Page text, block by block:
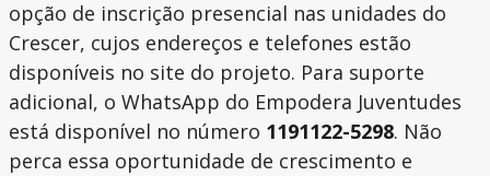
opção de inscrição presencial nas unidades do
Crescer, cujos endereços e telefones estão
disponíveis no site do projeto. Para suporte
adicional, o WhatsApp do Empodera Juventudes
está disponível no número 1191122-5298. Não
perca essa oportunidade de crescimento e